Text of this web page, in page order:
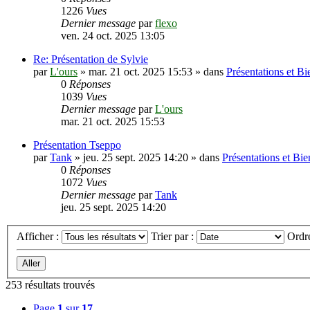
1226 Vues
Dernier message parflexo
ven. 24 oct. 2025 13:05
Re: Présentation de Sylvie
parL'ours » mar. 21 oct. 2025 15:53 » dans Présentations et
0 Réponses
1039 Vues
Dernier message parL'ours
mar. 21 oct. 2025 15:53
Présentation Tseppo
parTank » jeu. 25 sept. 2025 14:20 » dans Présentations et
0 Réponses
1072 Vues
Dernier message parTank
jeu. 25 sept. 2025 14:20
Afficher : Trier par :
253 résultats trouvés